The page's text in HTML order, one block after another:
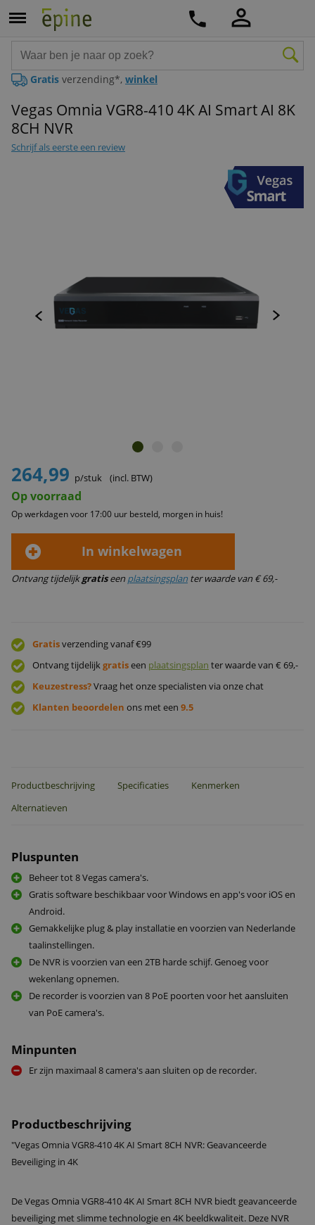
Gratis verzending*, winkel
Vegas Omnia VGR8-410 4K AI Smart AI 8K
8CH NVR
Schrijf als eerste een review
264,99 p/stuk (incl. BTW)
Op voorraad
Op werkdagen voor 17:00 uur besteld, morgen in huis!
In winkelwagen
Ontvang tijdelijkgratiseen plaatsingsplan ter waarde van € 69,-
Gratisverzending vanaf €99
Ontvang tijdelijkgratiseen plaatsingsplan ter waarde van € 69,-
Keuzestress?Vraag het onze specialisten via onze chat
Klanten beoordelen ons met een 9.5
Productbeschrijving Specificaties
Kenmerken
Alternatieven
Pluspunten
Beheer tot 8 Vegas camera's.
Gratis software beschikbaar voor Windows en app's voor iOS en
Android.
Gemakkelijke plug & play installatie en voorzien van Nederlande
taalinstellingen.
De NVR is voorzien van een 2TB harde schijf. Genoeg voor
wekenlang opnemen.
De recorder is voorzien van 8 PoE poorten voor het aansluiten
van PoE camera's.
Minpunten
Er zijn maximaal 8 camera's aan sluiten op de recorder.
Productbeschrijving
"Vegas Omnia VGR8-410 4K AI Smart 8CH NVR: Geavanceerde
Beveiliging in 4K
De Vegas Omnia VGR8-410 4K AI Smart 8CH NVR biedt geavanceerde
beveiliging met slimme technologie en 4K beeldkwaliteit. Deze NVR